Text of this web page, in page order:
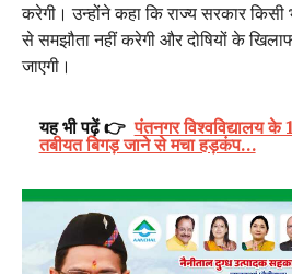
करेगी। उन्होंने कहा कि राज्य सरकार किसी
से समझौता नहीं करेगी और दोषियों के
जाएगी।
यह भी पढ़ें 👉 पंतनगर विश्वविद्यालय
तबीयत बिगड़ जाने से मचा हड़कंप…